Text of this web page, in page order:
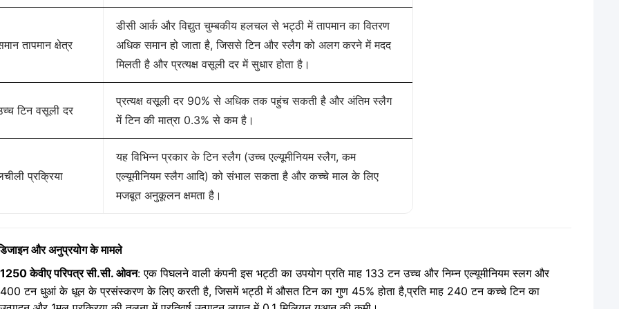
तापमान क्षेत्र
डीसी आर्क और विद्युत चुम्बकीय हलचल से भट्ठी में तापमान का वितरण
अधिक समान हो जाता है, जिससे टिन और स्लैग को अलग करने में मदद
मिलती है और प्रत्यक्ष वसूली दर में सुधार होता है।
टिन वसूली दर
प्रत्यक्ष वसूली दर 90% से अधिक तक पहुंच सकती है और अंतिम स्लैग
में टिन की मात्रा 0.3% से कम है।
प्रक्रिया
यह विभिन्न प्रकार के टिन स्लैग (उच्च एल्यूमीनियम स्लैग, कम
एल्यूमीनियम स्लैग आदि) को संभाल सकता है और कच्चे माल के लिए
मजबूत अनुकूलन क्षमता है।
और अनुप्रयोग के मामले
1250 केवीए परिपत्र सी.सी. ओवन: एक पिघलने वाली कंपनी इस भट्ठी का उपयोग प्रति माह 133 टन उच्च और निम्न एल्यूमीनियम स्लग और
400 टन धुआं के धूल के प्रसंस्करण के लिए करती है, जिसमें भट्ठी में औसत टिन का गुण 45% होता है,प्रति माह 240 टन कच्चे टिन का